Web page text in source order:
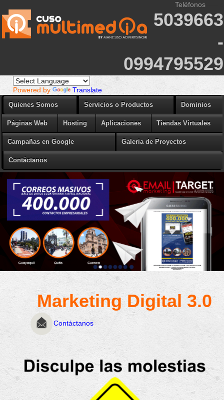
Teléfonos
5039663
-
0994795529
Powered by Translate
Quienes Somos Servicios o Productos Dominios
Páginas Web Hosting Aplicaciones Tiendas Virtuales
Campañas en Google Galeria de Proyectos
Contáctanos
Marketing Digital 3.0
Contáctanos